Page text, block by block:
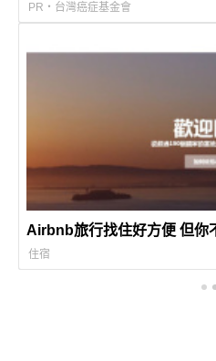
PR・台灣癌症基金會
Airbnb旅行找住好方便 但你
住宿